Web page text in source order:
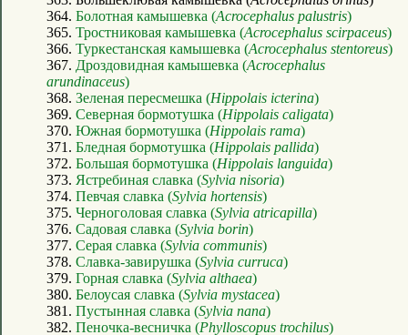
364. Болотная камышевка (Acrocephalus palustris)
365. Тростниковая камышевка (Acrocephalus scirpaceus)
366. Туркестанская камышевка (Acrocephalus stentoreus)
367. Дроздовидная камышевка (Acrocephalus
arundinaceus)
368. Зеленая пересмешка (Hippolais icterina)
369. Северная бормотушка (Hippolais caligata)
370. Южная бормотушка (Hippolais rama)
371. Бледная бормотушка (Hippolais pallida)
372. Большая бормотушка (Hippolais languida)
373. Ястребиная славка (Sylvia nisoria)
374. Певчая славка (Sylvia hortensis)
375. Черноголовая славка (Sylvia atricapilla)
376. Садовая славка (Sylvia borin)
377. Серая славка (Sylvia communis)
378. Славка-завирушка (Sylvia curruca)
379. Горная славка (Sylvia althaea)
380. Белоусая славка (Sylvia mystacea)
381. Пустынная славка (Sylvia nana)
382. Пеночка-весничка (Phylloscopus trochilus)